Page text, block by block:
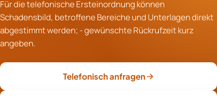
Überdruckverfahren zum Einsatz.
anderer Brand trotz größerer Flammen auf einen
kleineren Bereich begrenzt bleibt. Auch
Löschwassermenge, Materialart und Geruchsintensität
unterscheiden sich teils stark. Deshalb ist der
Für die telefonische Ersteinordnung können
Schadensbild, betroffene Bereiche und Unterlagen direkt
abgestimmt werden; - gewünschte Rückrufzeit kurz
angeben.
Telefonisch anfragen